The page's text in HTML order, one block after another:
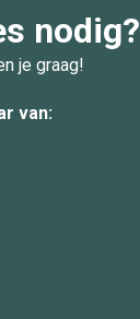
nodig?
je graag!
van: